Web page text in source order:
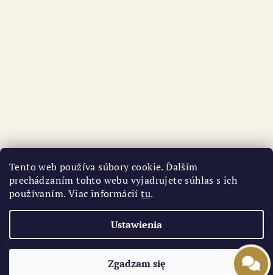
Tento web používa súbory cookie. Ďalším
prechádzaním tohto webu vyjadrujete súhlas s ich
používaním. Viac informáciítu.
Ustawienia
Zgadzam się
Śledź na Instagramie
Copyright 2026AURI. Wszystkie prawa zastrzeżone.
Opracował Shoptet